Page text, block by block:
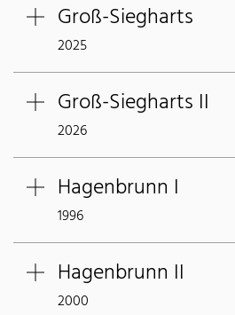
Groß-Siegharts
2025
Groß-Siegharts II
2026
Hagenbrunn I
1996
Hagenbrunn II
2000